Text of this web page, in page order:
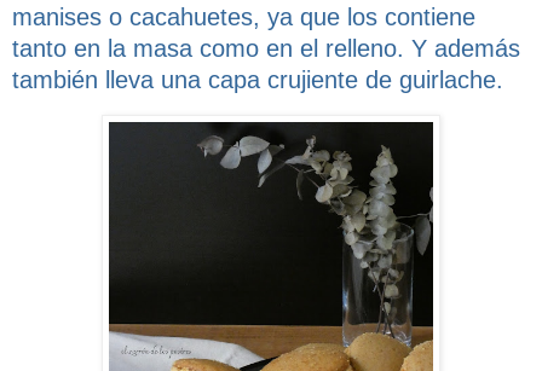
manises o cacahuetes, ya que los contiene
tanto en la masa como en el relleno. Y además
también lleva una capa crujiente de guirlache.